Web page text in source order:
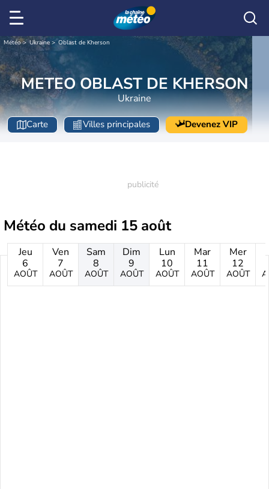
Météo Ukraine Oblast de Kherson
METEO OBLAST DE KHERSON
Ukraine
Carte Villes principales Devenez VIP
Météo du samedi 15 août
Jeu
6
AOÛT
Ven
7
AOÛT
Sam
8
AOÛT
Dim
9
AOÛT
Lun
10
AOÛT
Mar
11
AOÛT
Mer
12
AOÛT